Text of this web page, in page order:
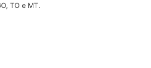
TO e MT.